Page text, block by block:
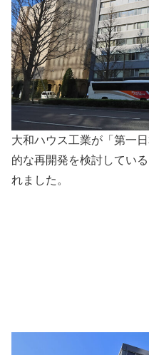
大和ハウス工業が「第一
的な再開発を検討してい
れました。